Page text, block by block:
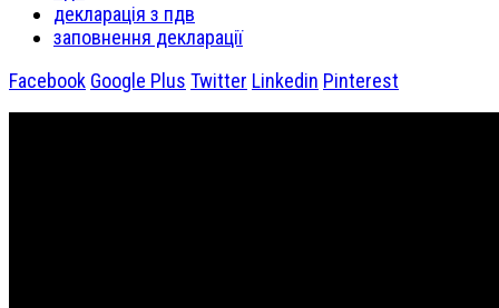
декларація з пдв
заповнення декларації
Facebook Google Plus Twitter Linkedin Pinterest